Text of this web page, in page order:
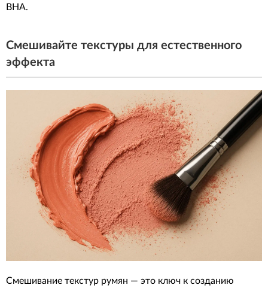
BHA.
Смешивайте текстуры для естественного
эффекта
Смешивание текстур румян — это ключ к созданию